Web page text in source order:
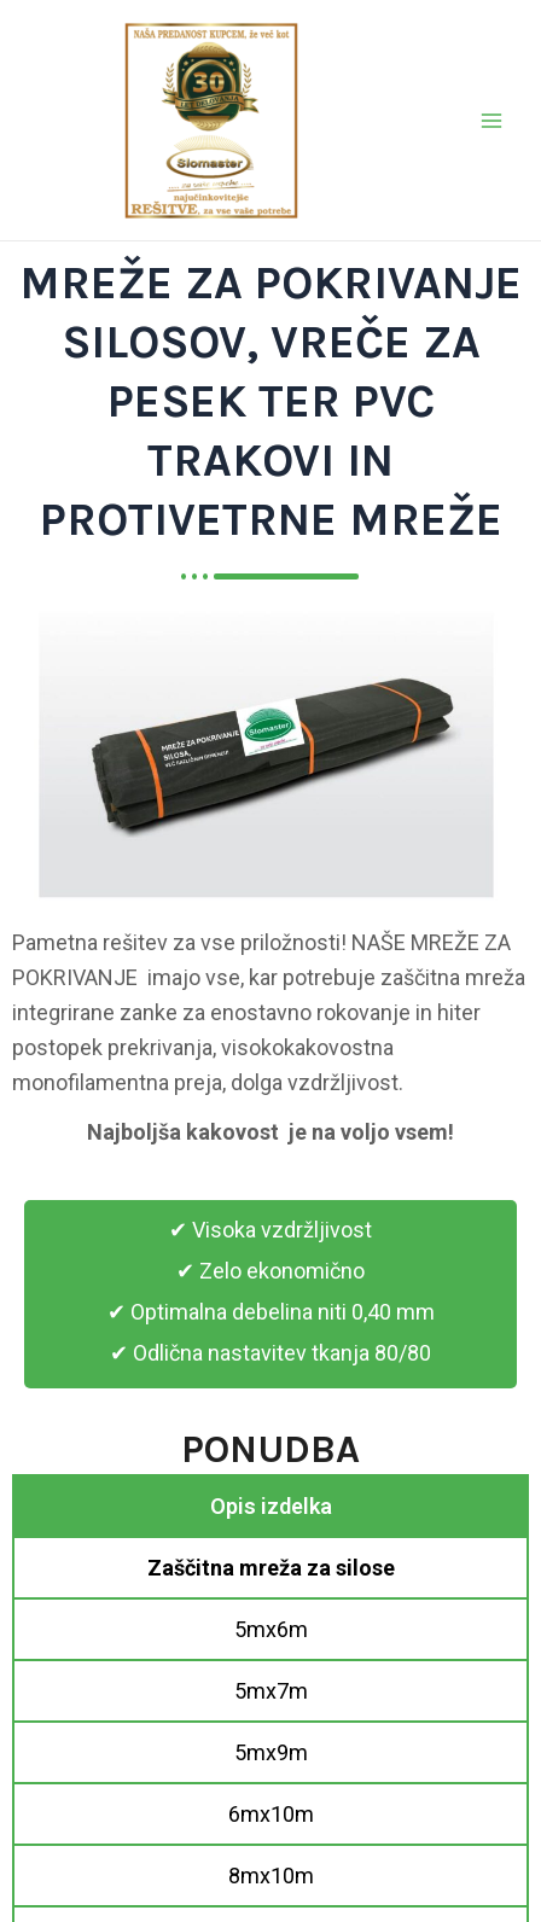
MREŽE ZA POKRIVANJE
SILOSOV, VREČE ZA
PESEK TER PVC
TRAKOVI IN
PROTIVETRNE MREŽE
Pametna rešitev za vse priložnosti! NAŠE MREŽE ZA
POKRIVANJE imajo vse, kar potrebuje zaščitna mreža
integrirane zanke za enostavno rokovanje in hiter
postopek prekrivanja, visokokakovostna
monofilamentna preja, dolga vzdržljivost.
Najboljša kakovost je na voljo vsem!
✔ Visoka vzdržljivost
✔ Zelo ekonomično
✔ Optimalna debelina niti 0,40 mm
✔ Odlična nastavitev tkanja 80/80
PONUDBA
Opis izdelka
Zaščitna mreža za silose
5mx6m
5mx7m
5mx9m
6mx10m
8mx10m